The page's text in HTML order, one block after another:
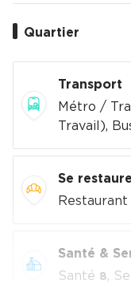
Quartier
Transport
Métro /
Travail),
Se
Restaurant
Santé &
Santé 8,